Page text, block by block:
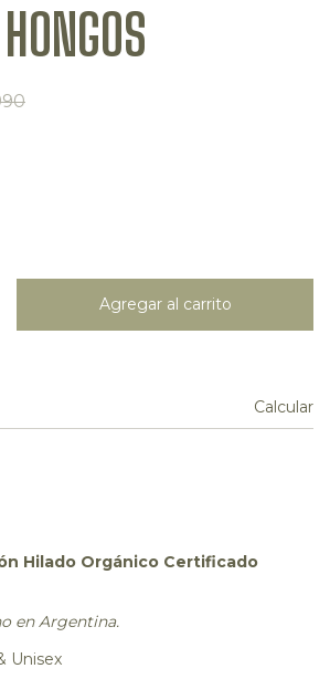
Calcular
Hilado Orgánico Certificado
en Argentina.
Unisex